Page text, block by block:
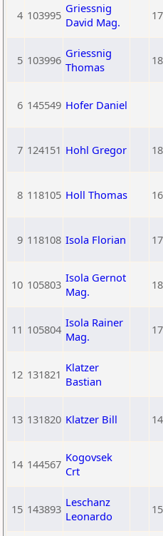
4 103995 Griessnig
David Mag.
5 103996 Griessnig
Thomas
6 145549 Hofer Daniel
7 124151 Hohl Gregor
8 118105 Holl Thomas
9 118108 Isola Florian
10 105803 Isola Gernot
Mag.
11 105804 Isola Rainer
Mag.
12 131821 Klatzer
Bastian
13 131820 Klatzer Bill
14 144567 Kogovsek
Crt
15 143893 Leschanz
Leonardo